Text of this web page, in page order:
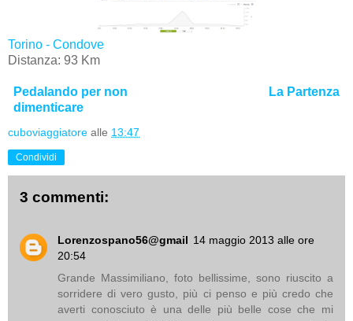
Torino - Condove
Distanza: 93 Km
Pedalando per non
dimenticare
La Partenza
cuboviaggiatore alle 13:47
Condividi
3 commenti:
Lorenzospano56@gmail 14 maggio 2013 alle ore
20:54
Grande Massimiliano, foto bellissime, sono riuscito a
sorridere di vero gusto, più ci penso e più credo che
averti conosciuto è una delle più belle cose che mi